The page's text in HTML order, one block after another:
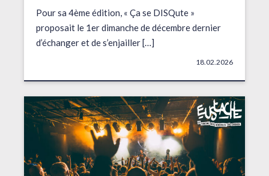
Pour sa 4ème édition, « Ça se DISQute »
proposait le 1er dimanche de décembre dernier
d’échanger et de s’enjailler […]
18.02.2026